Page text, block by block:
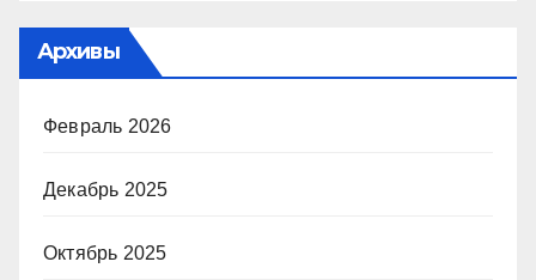
Архивы
Февраль 2026
Декабрь 2025
Октябрь 2025